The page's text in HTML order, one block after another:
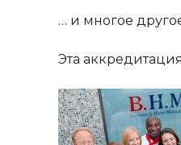
… и многое
Эта